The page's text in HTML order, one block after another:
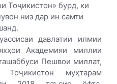
Тоҷикистон» бурд, ки
низ дар ин самти
давлатии илмии
Академияи миллии
Пешвои миллат,
Тоҷикистон муҳтарам